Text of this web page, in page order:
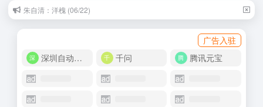
朱自清：洋槐 (06/22)
广告入驻
深圳自动化商城
千问 腾讯元宝